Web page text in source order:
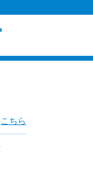
こちら